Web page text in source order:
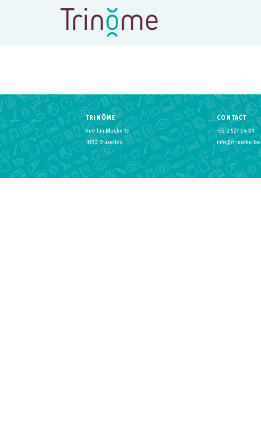
TRINÔME
Rue Jan Blockx 13
1030 Bruxelles
CONTACT
+32 2 527 04 01
info@trinome.be